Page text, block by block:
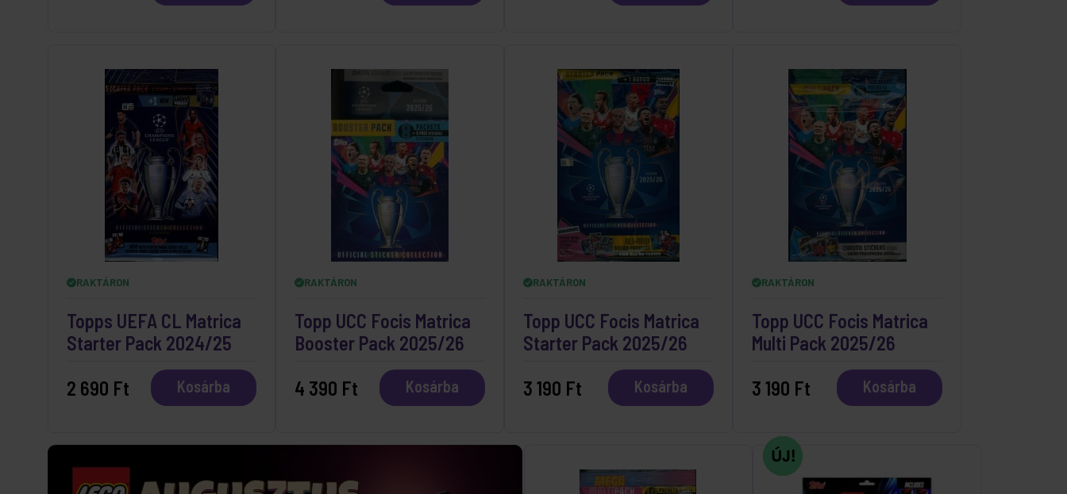
RAKTÁRON
Topps UEFA CL Matrica
Starter Pack 2024/25
2 690 Ft
Kosárba
RAKTÁRON
Topp UCC Focis Matrica
Booster Pack 2025/26
4 390 Ft
Kosárba
RAKTÁRON
Topp UCC Focis Matrica
Starter Pack 2025/26
3 190 Ft
Kosárba
RAKTÁRON
Topp UCC Focis Matrica
Multi Pack 2025/26
3 190 Ft
Kosárba